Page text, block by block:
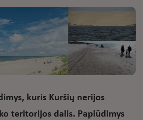
kuris Kuršių nerijos
teritorijos dalis. Paplūdimys